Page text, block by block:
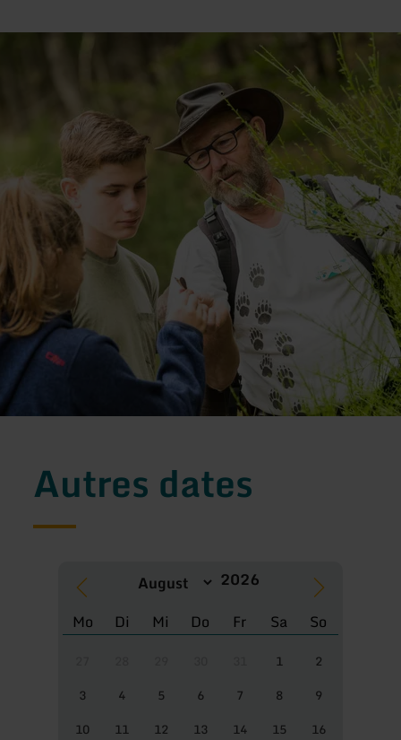
Autres dates
Mo Di Mi Do Fr Sa So
1
2
3
4 5 6 7 8
9
10
11 12 13 14 15
16